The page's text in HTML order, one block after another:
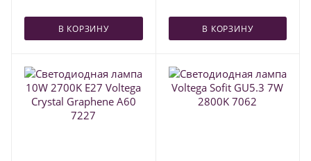
В КОРЗИНУ В КОРЗИНУ